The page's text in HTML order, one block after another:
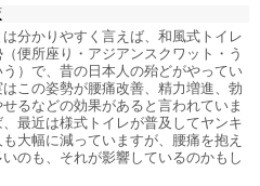
分かりやすく言えば、和風式トイレ
便所座り・アジアンスクワット・う
）で、昔の日本人の殆どがやってい
この姿勢が腰痛改善、精力増進、勃
るなどの効果があると言われていま
最近は様式トイレが普及してヤンキ
大幅に減っていますが、腰痛を抱え
のも、それが影響しているのかもし